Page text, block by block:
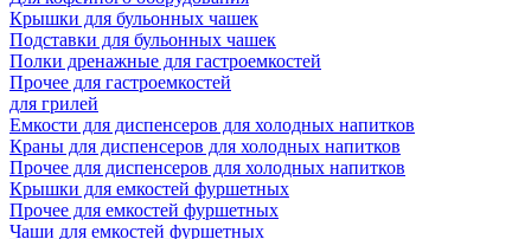
Крышки для бульонных чашек
Подставки для бульонных чашек
Полки дренажные для гастроемкостей
Прочее для гастроемкостей
для грилей
Емкости для диспенсеров для холодных напитков
Краны для диспенсеров для холодных напитков
Прочее для диспенсеров для холодных напитков
Крышки для емкостей фуршетных
Прочее для емкостей фуршетных
Чаши для емкостей фуршетных